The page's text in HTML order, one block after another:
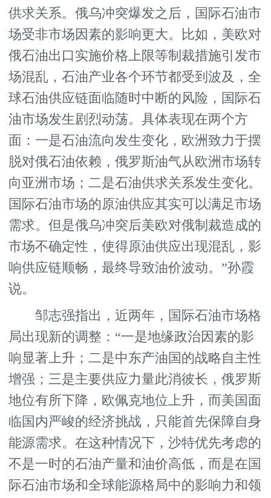
供求关系。俄乌冲突爆发之后，国际石油市
场受非市场因素的影响更大。比如，美欧对
俄石油出口实施价格上限等制裁措施引发市
场混乱，石油产业各个环节都受到波及，全
球石油供应链面临随时中断的风险，国际石
油市场发生剧烈动荡。具体表现在两个方
面：一是石油流向发生变化，欧洲致力于摆
脱对俄石油依赖，俄罗斯油气从欧洲市场转
向亚洲市场；二是石油供求关系发生变化。
国际石油市场的原油供应其实可以满足市场
需求。但是俄乌冲突后美欧对俄制裁造成的
市场不确定性，使得原油供应出现混乱，影
响供应链顺畅，最终导致油价波动。”孙霞
说。
邹志强指出，近两年，国际石油市场格
局出现新的调整：“一是地缘政治因素的影
响显著上升；二是中东产油国的战略自主性
增强；三是主要供应力量此消彼长，俄罗斯
地位有所下降，欧佩克地位上升，而美国面
临国内严峻的经济挑战，只能首先保障自身
能源需求。在这种情况下，沙特优先考虑的
不是一时的石油产量和油价高低，而是在国
际石油市场和全球能源格局中的影响力和领